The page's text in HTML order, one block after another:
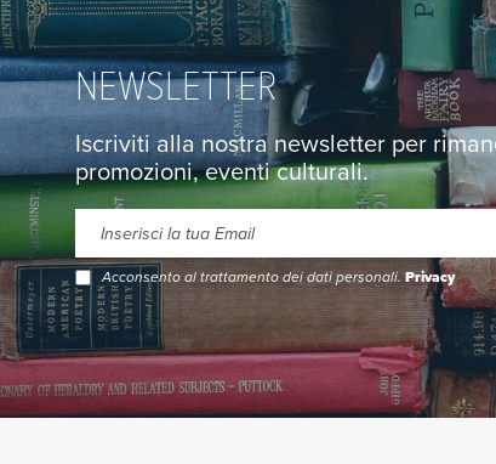
NEWSLETTER
Iscriviti alla nostra newsletter per
promozioni, eventi culturali.
Acconsento al trattamento dei dati personali.Privacy